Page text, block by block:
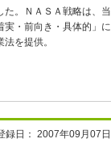
た。ＮＡＳＡ戦略は、当
実・前向き・具体的」に
を提供。
録日： 2007年09月07日